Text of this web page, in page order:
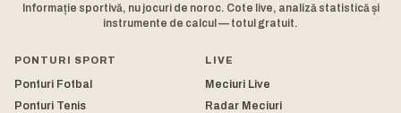
Informație sportivă, nu jocuri de noroc. Cote live, analiză statistică și
instrumente de calcul — totul gratuit.
PONTURI SPORT
Ponturi Fotbal
Ponturi Tenis
LIVE
Meciuri Live
Radar Meciuri